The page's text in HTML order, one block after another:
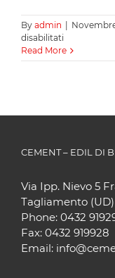
By admin
disabilitati
Read More
CEMENT – EDIL DI
Via Ipp. Nievo 5
Tagliamento (UD)
Phone: 0432
Fax: 0432 919928
Email: